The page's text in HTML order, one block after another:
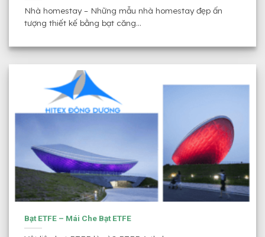
Nhà homestay – Những mẫu nhà homestay đẹp ấn
tượng thiết kế bằng bạt căng...
Bạt ETFE – Mái Che Bạt ETFE